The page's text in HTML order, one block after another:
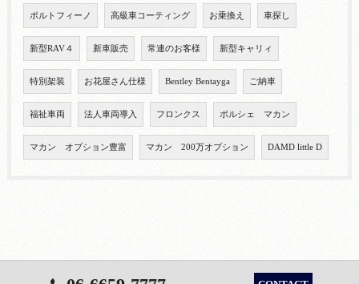
ポルトフィーノ 高級車コーティング お乗換え 車探し
新型RAV４ 新車販売 常連のお客様 新型キャリィ
特別架装 お花屋さん仕様 Bentley Bentayga ご納車
福祉車両 法人車両導入 フロンクス ポルシェ マカン
マカン オプション豊富 マカン 200万オプション DAMD little D